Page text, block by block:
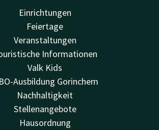
Einrichtungen
Feiertage
Veranstaltungen
Informationen
Valk Kids
Ausbildung Gorinchem
Nachhaltigkeit
Stellenangebote
Hausordnung